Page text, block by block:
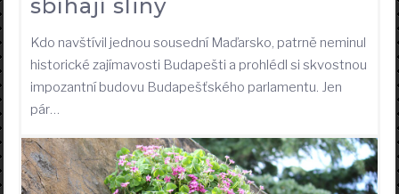
sbíhají sliny
Kdo navštívil jednou sousední Maďarsko, patrně neminul
historické zajímavosti Budapešti a prohlédl si skvostnou
impozantní budovu Budapešťského parlamentu. Jen
pár…